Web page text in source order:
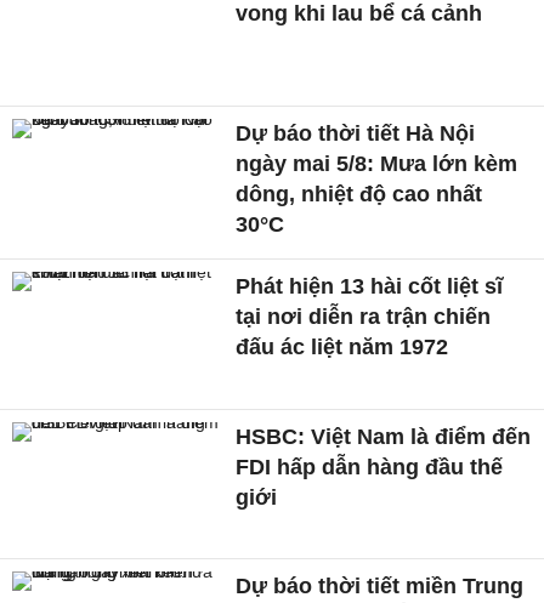
vong khi lau bể cá cảnh
Dự báo thời tiết Hà Nội
ngày mai 5/8: Mưa lớn kèm
dông, nhiệt độ cao nhất
30°C
Phát hiện 13 hài cốt liệt sĩ
tại nơi diễn ra trận chiến
đấu ác liệt năm 1972
HSBC: Việt Nam là điểm đến
FDI hấp dẫn hàng đầu thế
giới
Dự báo thời tiết miền Trung